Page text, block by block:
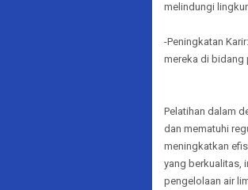
melindungi
-Peningkatan
mereka di bidang
Pelatihan dalam
dan mematuhi
meningkatkan
yang berkualitas,
pengelolaan air